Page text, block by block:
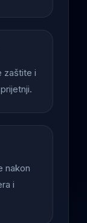
zaštite i
nakon
i